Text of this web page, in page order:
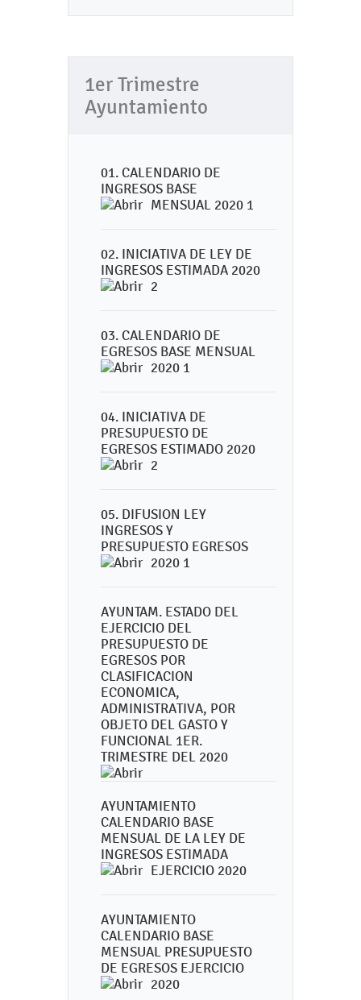
1er Trimestre
Ayuntamiento
01. CALENDARIO DE
INGRESOS BASE
MENSUAL 2020 1
02. INICIATIVA DE LEY DE
INGRESOS ESTIMADA 2020
2
03. CALENDARIO DE
EGRESOS BASE MENSUAL
2020 1
04. INICIATIVA DE
PRESUPUESTO DE
EGRESOS ESTIMADO 2020
2
05. DIFUSION LEY
INGRESOS Y
PRESUPUESTO EGRESOS
2020 1
AYUNTAM. ESTADO DEL
EJERCICIO DEL
PRESUPUESTO DE
EGRESOS POR
CLASIFICACION
ECONOMICA,
ADMINISTRATIVA, POR
OBJETO DEL GASTO Y
FUNCIONAL 1ER.
TRIMESTRE DEL 2020
AYUNTAMIENTO
CALENDARIO BASE
MENSUAL DE LA LEY DE
INGRESOS ESTIMADA
EJERCICIO 2020
AYUNTAMIENTO
CALENDARIO BASE
MENSUAL PRESUPUESTO
DE EGRESOS EJERCICIO
2020